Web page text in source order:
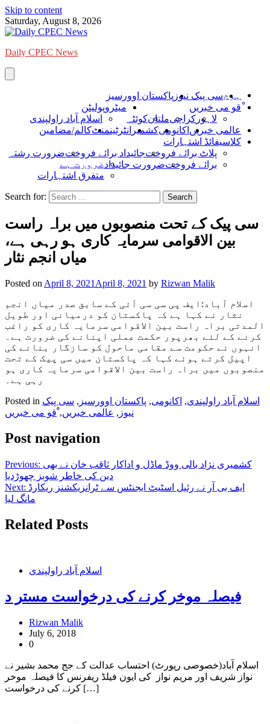
Skip to content
Saturday, August 8, 2026
Daily CPEC News
ہومسی پیک نیوز پاکستان اوورسیز
ْقو می خبریں
لاہور کراچیملتانکوئٹہ
میٹروپولیٹن
اسلام آباد راولپندی
عالمی خبریں اکانومیکشمیر انٹرٹینمنٹکالم/مضامین
کلاسیفائڈ اشتہارات
پلاٹ برائے فروختجائیداد برائے فروختضرورت رشتہ
برائے فروختضرورت جائیدادضرورت ہے
متفرق اشتہارات
Search for:
سی پیک کے تحت منصوبوں میں براہ راست
بین الاقوامی سرمایہ کاری ہو رہی ہے،
میاں انجم نثار
Posted on April 8, 2021 April 8, 2021 by Rizwan Malik
اسلام آباد:ایف پی سی سی آئی کے سابق صدر میاں انجم
نثار نے کہا ہے کہ پاکستان کو درمیانی اور طویل
المدتی براہ راست بین الاقوامی سرمایہ کاری کو راغب
کرنے کے لئے بھرپور حکمت عملی اپنانے کی ضرورت ہے۔
انہوں نے حکومت سے مقامی ماحول کو سازگار بنانے کی
اپیل کرتے ہوئے کہا کہ پاکستان میں سی پیک کے تحت
منصوبوں میں براہ راست بین الاقوامی سرمایہ کاری ہو
رہی ہے۔
Posted in اسلام آباد راولپندی, اکانومی, پاکستان اوورسیز , سی پیک
نیوز , عالمی خبریں,ْقو می خبریں
Post navigation
Previous: کشمیری نژاد بالی ووڈ ماڈل و اداکار ثاقب خان نے بھی
دین کی خاطر شوبز چھوڑدیا
Next: ایف بی آر نے رئیل اسٹیٹ ایجنٹس سے ٹرانزیکشنز ریکارڈ
مانگ لیا
Related Posts
اسلام آباد راولپندی
فیصلہ موخر کرنے کی درخواست مستر د
Rizwan Malik
July 6, 2018
0
اسلام آباد(خصوصی رپورٹ) احتساب عدالت کے جج محمد بشیر نے
نواز شریف اور مریم نواز کی ایون فیلڈ ریفرنس کا فیصلہ موخر
کرنے کی درخواست […]